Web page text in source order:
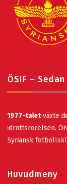
ÖSIF – Sedan
1977-taletväxte
idrottsrörelsen.
Syriansk
Huvudmeny